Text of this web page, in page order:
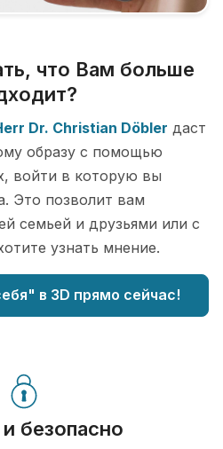
что Вам больше
Dr. Christian Döbler даст
образу с помощью
войти в которую вы
Это позволит вам
семьей и друзьями или с
узнать мнение.
в 3D прямо сейчас!
безопасно